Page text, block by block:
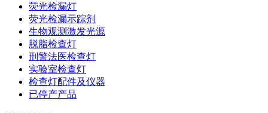
荧光检漏灯
荧光检漏示踪剂
生物观测激发光源
脱脂检查灯
刑警法医检查灯
实验室检查灯
检查灯配件及仪器
已停产产品